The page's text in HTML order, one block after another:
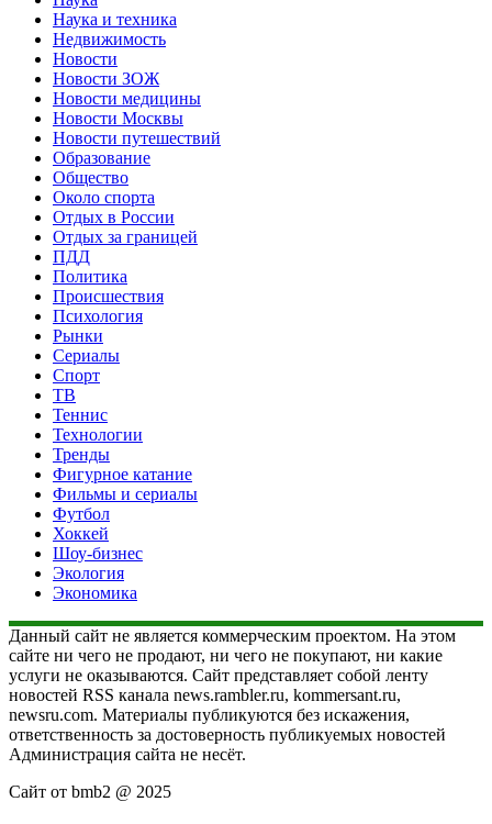
Наука и техника
Недвижимость
Новости
Новости ЗОЖ
Новости медицины
Новости Москвы
Новости путешествий
Образование
Общество
Около спорта
Отдых в России
Отдых за границей
ПДД
Политика
Происшествия
Психология
Рынки
Сериалы
Спорт
ТВ
Теннис
Технологии
Тренды
Фигурное катание
Фильмы и сериалы
Футбол
Хоккей
Шоу-бизнес
Экология
Экономика
Данный сайт не является коммерческим проектом. На этом
сайте ни чего не продают, ни чего не покупают, ни какие
услуги не оказываются. Сайт представляет собой ленту
новостей RSS канала news.rambler.ru, kommersant.ru,
newsru.com. Материалы публикуются без искажения,
ответственность за достоверность публикуемых новостей
Администрация сайта не несёт.
Сайт от bmb2 @ 2025